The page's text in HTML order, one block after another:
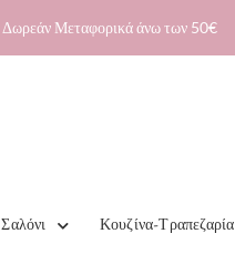
Δωρεάν Μεταφορικά άνω των 50€​
Σαλόνι Κουζίνα-Τραπεζαρία